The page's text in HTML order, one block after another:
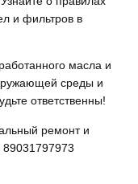
и фильтров в
масла и
среды и
ответственны!
ремонт и
89031797973